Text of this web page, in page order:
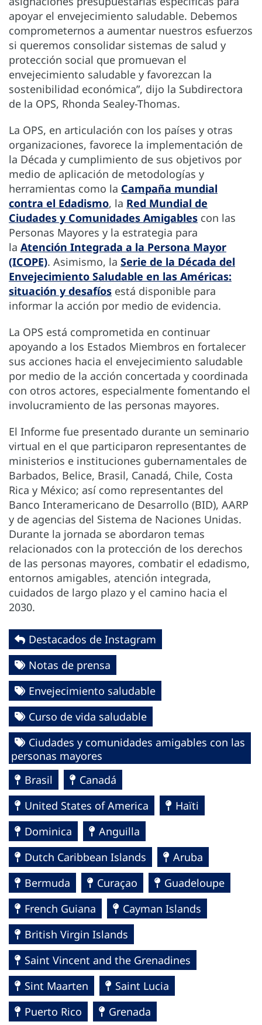
apoyar el envejecimiento saludable. Debemos
comprometernos a aumentar nuestros esfuerzos
si queremos consolidar sistemas de salud y
protección social que promuevan el
envejecimiento saludable y favorezcan la
sostenibilidad económica”, dijo la Subdirectora
de la OPS, Rhonda Sealey-Thomas.
La OPS, en articulación con los países y otras
organizaciones, favorece la implementación de
la Década y cumplimiento de sus objetivos por
medio de aplicación de metodologías y
herramientas como la Campaña mundial
contra el Edadismo, la Red Mundial de
Ciudades y Comunidades Amigables con las
Personas Mayores y la estrategia para
la Atención Integrada a la Persona Mayor
(ICOPE). Asimismo, la Serie de la Década del
Envejecimiento Saludable en las Américas:
situación y desafíos está disponible para
informar la acción por medio de evidencia.
La OPS está comprometida en continuar
apoyando a los Estados Miembros en fortalecer
sus acciones hacia el envejecimiento saludable
por medio de la acción concertada y coordinada
con otros actores, especialmente fomentando el
involucramiento de las personas mayores.
El Informe fue presentado durante un seminario
virtual en el que participaron representantes de
ministerios e instituciones gubernamentales de
Barbados, Belice, Brasil, Canadá, Chile, Costa
Rica y México; así como representantes del
Banco Interamericano de Desarrollo (BID), AARP
y de agencias del Sistema de Naciones Unidas.
Durante la jornada se abordaron temas
relacionados con la protección de los derechos
de las personas mayores, combatir el edadismo,
entornos amigables, atención integrada,
cuidados de largo plazo y el camino hacia el
2030.
Destacados de Instagram
Notas de prensa
Envejecimiento saludable
Curso de vida saludable
Ciudades y comunidades amigables con las
personas mayores
Brasil
Canadá
United States of America
Haïti
Dominica
Anguilla
Dutch Caribbean Islands
Aruba
Bermuda
Curaçao
Guadeloupe
French Guiana
Cayman Islands
British Virgin Islands
Saint Vincent and the Grenadines
Sint Maarten
Saint Lucia
Puerto Rico
Grenada